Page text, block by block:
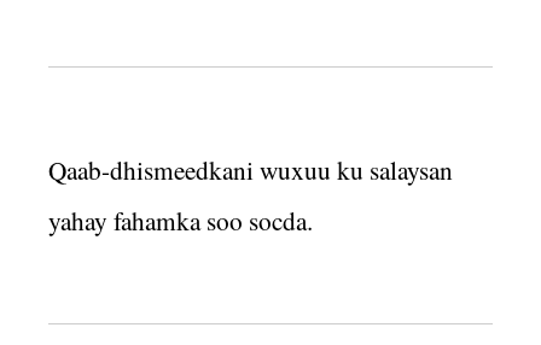
Qaab-dhismeedkani wuxuu ku salaysan
yahay fahamka soo socda.